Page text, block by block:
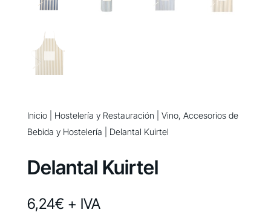
Inicio| Hostelería y Restauración
Vino, Accesorios de
Bebida y Hostelería | Delantal Kuirtel
Delantal Kuirtel
6,24€ + IVA